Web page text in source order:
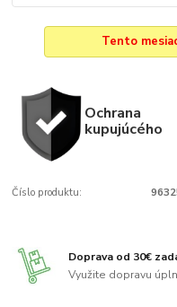
Tento
Ochrana
kupujúcého
Číslo produktu:
Doprava od 30€
Využite dopravu